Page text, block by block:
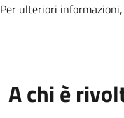
Per ulteriori
A chi è